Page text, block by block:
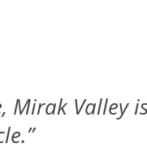
Valley